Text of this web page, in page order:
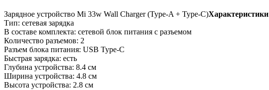
Зарядное устройство Mi 33w Wall Charger (Type-A + Type-C)Характеристики
Тип: сетевая зарядка
В составе комплекта: сетевой блок питания с разъемом
Количество разъемов: 2
Разъем блока питания: USB Type-C
Быстрая зарядка: есть
Глубина устройства: 8.4 см
Ширина устройства: 4.8 см
Высота устройства: 2.8 см